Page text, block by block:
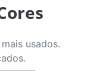
usados.